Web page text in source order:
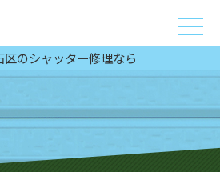
区のシャッター修理なら